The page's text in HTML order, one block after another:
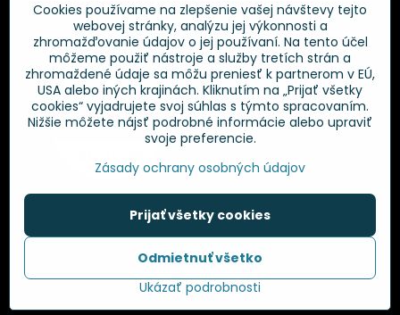
Overené zákazníkmi
©2026Copyright
Predvoľby súkromiaZásady ochrany osobných údajov
Vytvorené pomocou:BiznisWeb.sk
Cookies používame na zlepšenie vašej návštevy tejto
webovej stránky, analýzu jej výkonnosti a
zhromažďovanie údajov o jej používaní. Na tento účel
môžeme použiť nástroje a služby tretích strán a
zhromaždené údaje sa môžu preniesť k partnerom v EÚ,
USA alebo iných krajinách. Kliknutím na „Prijať všetky
cookies“ vyjadrujete svoj súhlas s týmto spracovaním.
Nižšie môžete nájsť podrobné informácie alebo upraviť
svoje preferencie.
Zásady ochrany osobných údajov
Ukázať podrobnosti
Prijať všetky cookies
Odmietnuť všetko